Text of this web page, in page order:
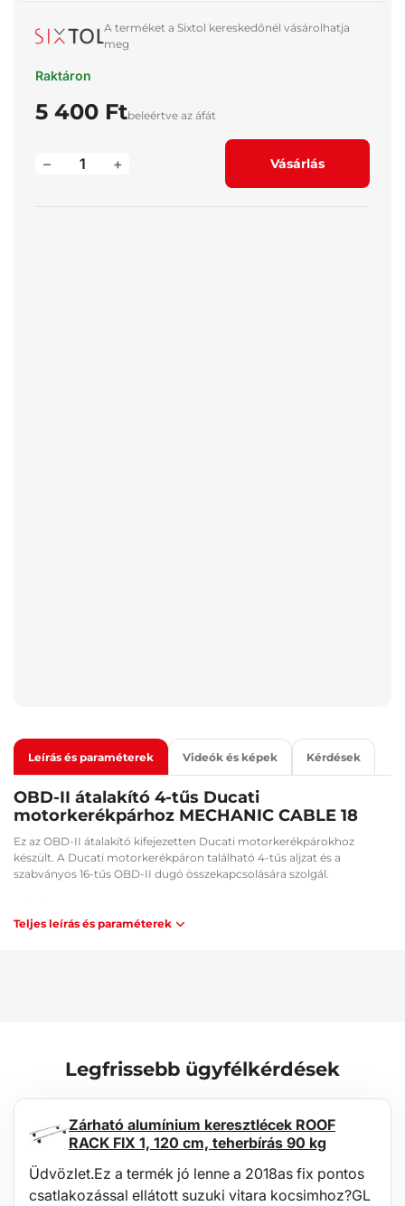
A terméket a Sixtol kereskedőnél vásárolhatja
meg
Raktáron
5 400 Ftbeleértve az áfát
+
– Vásárlás
Leírás és paraméterek Videók és képek Kérdések
OBD-II átalakító 4-tűs Ducati
motorkerékpárhoz MECHANIC CABLE 18
Ez az OBD-II átalakító kifejezetten Ducati motorkerékpárokhoz
készült. A Ducati motorkerékpáron található 4-tűs aljzat és a
szabványos 16-tűs OBD-II dugó összekapcsolására szolgál.
Megkönnyíti a diagnosztikai és szervizmunkákat
1x 4-tűsről 16-tűsre átalakító
Csatlakozók mérete: 3,5 x 1,3 cm / 2 x 2 cm
Súly: 65 g
Teljes leírás és paraméterek
Legfrissebb ügyfélkérdések
Zárható alumínium keresztlécek ROOF
RACK FIX 1, 120 cm, teherbírás 90 kg
Üdvözlet.Ez a termék jó lenne a 2018as fix pontos
csatlakozással ellátott suzuki vitara kocsimhoz?GL